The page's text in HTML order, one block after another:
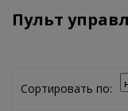
Пульт
Сортировать по: